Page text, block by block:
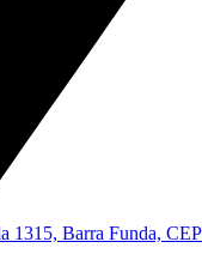
1315, Barra Funda, CEP